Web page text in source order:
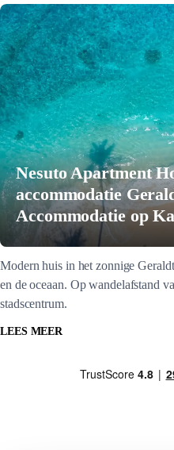
Nesuto Apartment
accommodatie
Accommodatie op
Modern huis in het zonnige
en de oceaan. Op wandelafstand
stadscentrum.
LEES MEER